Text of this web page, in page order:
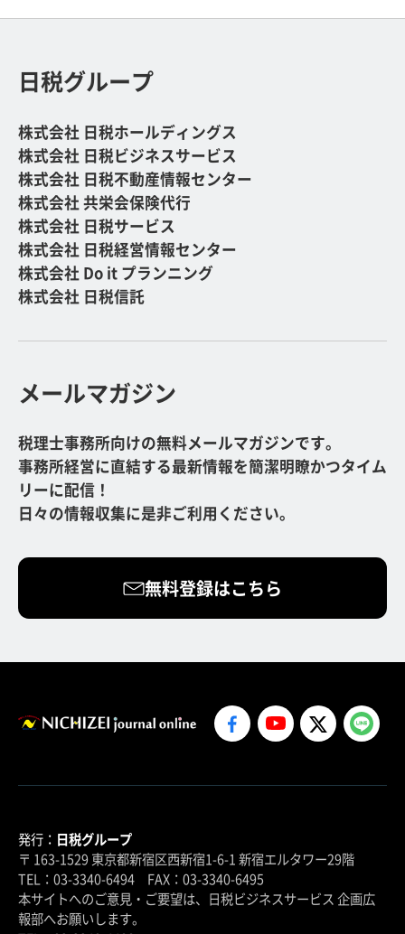
日税グループ
株式会社 日税ホールディングス
株式会社 日税ビジネスサービス
株式会社 日税不動産情報センター
株式会社 共栄会保険代行
株式会社 日税サービス
株式会社 日税経営情報センター
株式会社 Do it プランニング
株式会社 日税信託
メールマガジン
税理士事務所向けの無料メールマガジンです。
事務所経営に直結する最新情報を簡潔明瞭かつタイム
リーに配信！
日々の情報収集に是非ご利用ください。
無料登録はこちら
発行： 日税グループ
〒 163-1529 東京都新宿区西新宿1-6-1 新宿エルタワー29階
TEL：03-3340-6494 FAX：03-3340-6495
本サイトへのご意見・ご要望は、日税ビジネスサービス 企画広
報部へお願いします。